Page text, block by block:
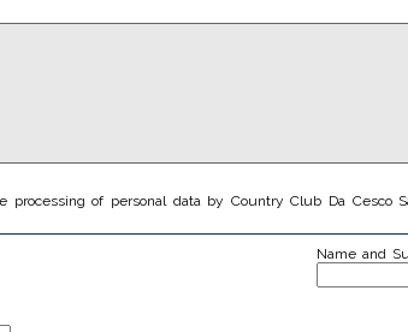
della programmazione ASP, html, javascript, css.
sistema di gestione contenuti "Ecubex" di proprietà di
in Italia:
of personal data by Country Club Da Cesco
Name and